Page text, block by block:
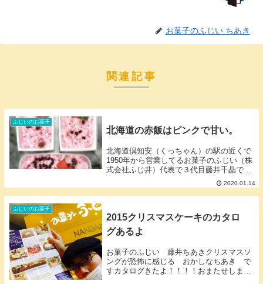
お菓子のふじい ちあき
関連記事
ふじいのお菓子
北海道の赤飯はピンクで甘い。
北海道倶知安（くっちゃん）の駅の近くで
1950年から営業してるお菓子のふじい（株
式会社ふじ井）代表で３代目藤井千晶で
す。途中進学や就職で札幌・東京・千歳と
転々としたけど、生まれも育ちも倶知安町
北海道の赤飯は不思議赤飯といえば北海道
2020.01.14
ふじいのお菓子
2015クリスマスケーキのカタロ
グあるよ
お菓子のふじい 藤井ちあきクリスマスソ
ングが恐怖に感じる おかしなちあき で
すカタログきたよ！！！！おまたせしまし